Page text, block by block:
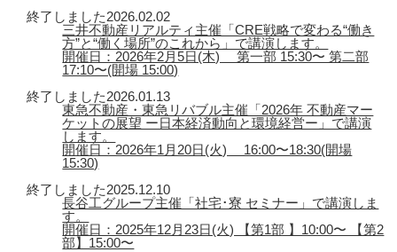
終了しました2026.02.02
三井不動産リアルティ主催「CRE戦略で変わる“働き
方”と“働く場所”のこれから」で講演します。
開催日：2026年2月5日(木) 第一部 15:30〜 第二部
17:10〜(開場 15:00)
終了しました2026.01.13
東急不動産・東急リバブル主催「2026年 不動産マー
ケットの展望 ー日本経済動向と環境経営ー」で講演
します。
開催日：2026年1月20日(火) 16:00〜18:30(開場
15:30)
終了しました2025.12.10
長谷工グループ主催「社宅･寮 セミナー」で講演しま
す。
開催日：2025年12月23日(火) 【第1部 】10:00〜 【第2
部】15:00〜